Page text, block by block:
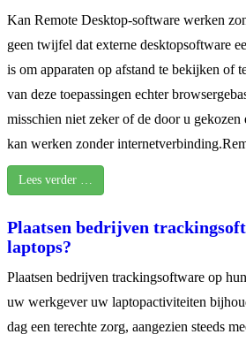
Kan Remote Desktop-software werken
geen twijfel dat externe desktopsoftware
is om apparaten op afstand te bekijken of
van deze toepassingen echter
misschien niet zeker of de door u gekozen
kan werken zonder
Lees verder …
Plaatsen bedrijven
laptops?
Plaatsen bedrijven trackingsoftware op
uw werkgever uw laptopactiviteiten
dag een terechte zorg, aangezien steeds